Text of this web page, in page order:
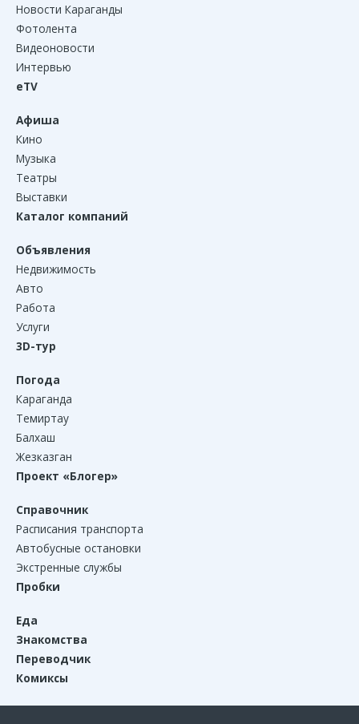
Новости Караганды
Фотолента
Видеоновости
Интервью
eTV
Афиша
Кино
Музыка
Театры
Выставки
Каталог компаний
Объявления
Недвижимость
Авто
Работа
Услуги
3D-тур
Погода
Караганда
Темиртау
Балхаш
Жезказган
Проект «Блогер»
Справочник
Расписания транспорта
Автобусные остановки
Экстренные службы
Пробки
Еда
Знакомства
Переводчик
Комиксы